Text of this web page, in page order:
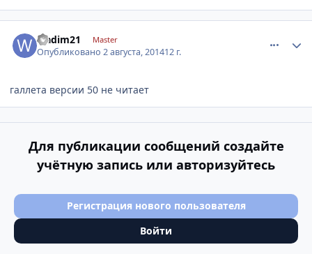
wadim21 Master
Опубликовано2 августа, 201412 г.
галлета версии 50 не читает
Для публикации сообщений создайте
учётную запись или авторизуйтесь
Регистрация нового пользователя
Войти